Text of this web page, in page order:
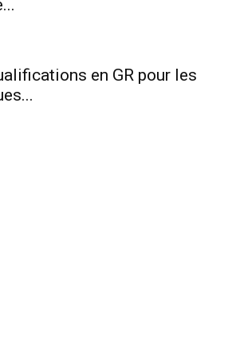
en GR pour les